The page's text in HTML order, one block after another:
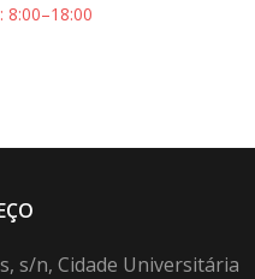
8:00–18:00
s/n, Cidade Universitária